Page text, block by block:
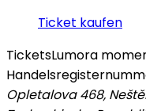
Ticket kaufen
TicketsLumora
Opletalova 468,